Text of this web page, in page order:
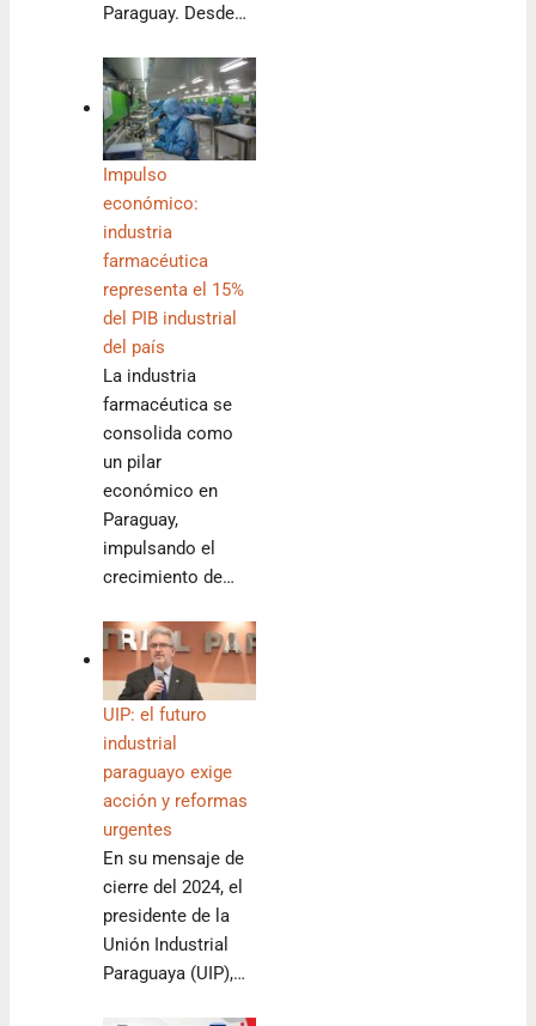
Paraguay. Desde…
Impulso
económico:
industria
farmacéutica
representa el 15%
del PIB industrial
del país
La industria
farmacéutica se
consolida como
un pilar
económico en
Paraguay,
impulsando el
crecimiento de…
UIP: el futuro
industrial
paraguayo exige
acción y reformas
urgentes
En su mensaje de
cierre del 2024, el
presidente de la
Unión Industrial
Paraguaya (UIP),…